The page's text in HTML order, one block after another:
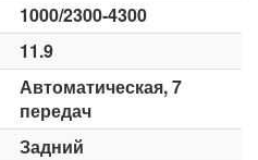
1000/2300-4300
11.9
Автоматическая, 7
передач
Задний